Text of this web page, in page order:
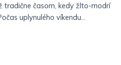
tradične časom, kedy žlto-modrí
uplynulého víkendu...